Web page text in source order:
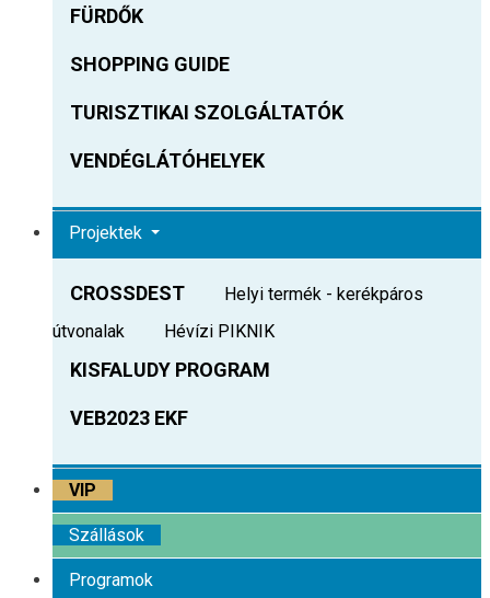
FÜRDŐK
SHOPPING GUIDE
TURISZTIKAI SZOLGÁLTATÓK
VENDÉGLÁTÓHELYEK
Projektek
CROSSDEST
Helyi termék - kerékpáros
útvonalak
Hévízi PIKNIK
KISFALUDY PROGRAM
VEB2023 EKF
VIP
Szállások
Programok